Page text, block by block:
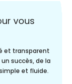
vous
et transparent
succès, de la
et fluide.